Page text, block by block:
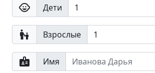
child_care Дети
escalator_warning Взрослые
badge Имя